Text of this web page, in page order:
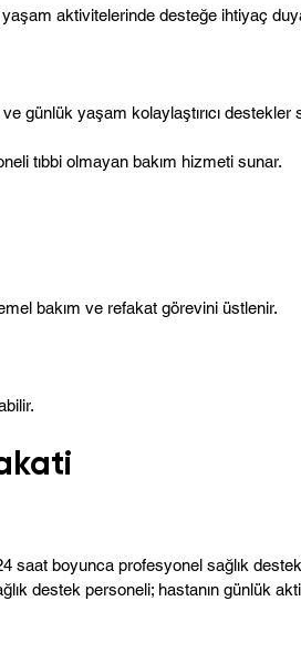
aktivitelerinde desteğe ihtiyaç
günlük yaşam kolaylaştırıcı destekler
tıbbi olmayan bakım hizmeti sunar.
bakım ve refakat görevini üstlenir.
boyunca profesyonel sağlık destek
destek personeli; hastanın günlük